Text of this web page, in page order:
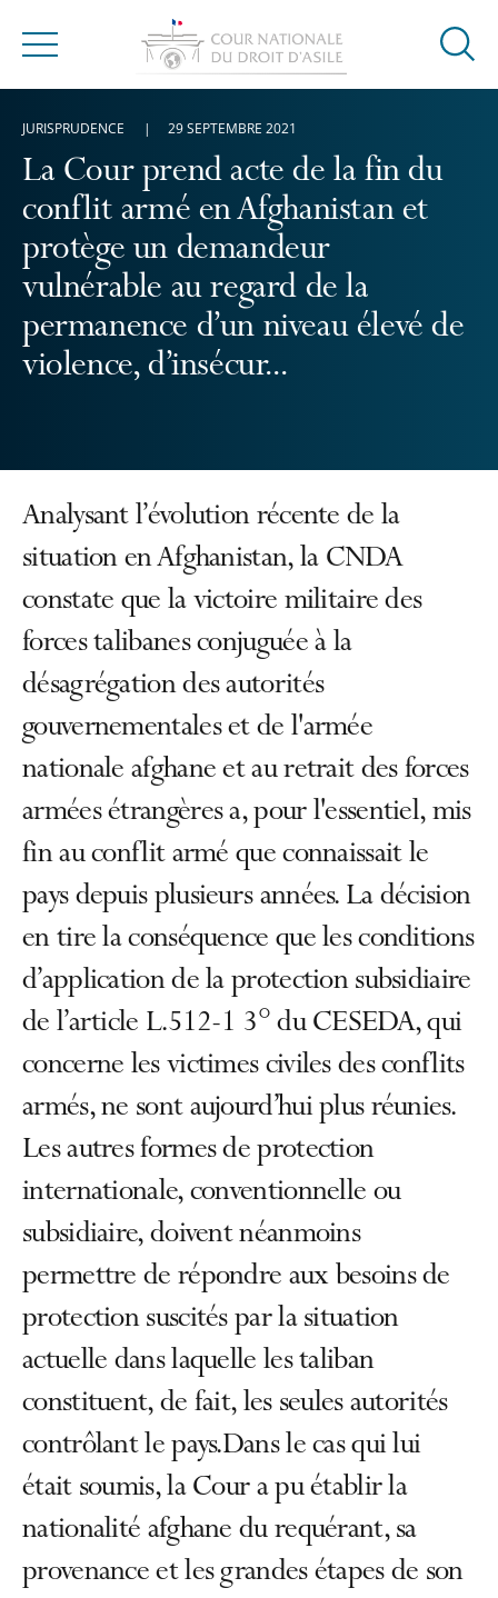
Menu
Ouvrir
La Cour prend acte de la fin du
conflit armé en Afghanistan et
protège un demandeur
vulnérable au regard de la
permanence d’un niveau élevé de
violence, d’insécur...
JURISPRUDENCE 29 SEPTEMBRE 2021
Analysant l’évolution récente de la
situation en Afghanistan, la CNDA
constate que la victoire militaire des
forces talibanes conjuguée à la
désagrégation des autorités
gouvernementales et de l'armée
nationale afghane et au retrait des forces
armées étrangères a, pour l'essentiel, mis
fin au conflit armé que connaissait le
pays depuis plusieurs années. La décision
en tire la conséquence que les conditions
d’application de la protection subsidiaire
de l’article L.512-1 3° du CESEDA, qui
concerne les victimes civiles des conflits
armés, ne sont aujourd’hui plus réunies.
Les autres formes de protection
internationale, conventionnelle ou
subsidiaire, doivent néanmoins
permettre de répondre aux besoins de
protection suscités par la situation
actuelle dans laquelle les taliban
constituent, de fait, les seules autorités
contrôlant le pays.Dans le cas qui lui
était soumis, la Cour a pu établir la
nationalité afghane du requérant, sa
provenance et les grandes étapes de son